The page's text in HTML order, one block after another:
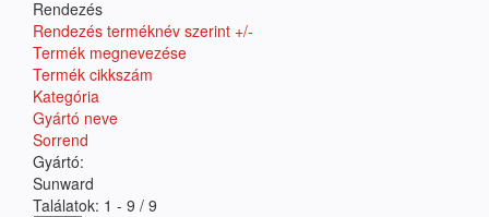
Rendezés
Rendezés terméknév szerint +/-
Termék megnevezése
Termék cikkszám
Kategória
Gyártó neve
Sorrend
Gyártó:
Sunward
Találatok: 1 - 9 / 9